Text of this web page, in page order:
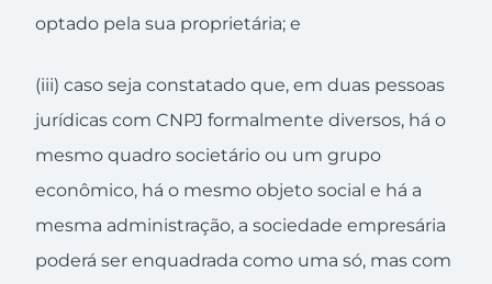
optado pela sua proprietária; e
(iii) caso seja constatado que, em duas pessoas
jurídicas com CNPJ formalmente diversos, há o
mesmo quadro societário ou um grupo
econômico, há o mesmo objeto social e há a
mesma administração, a sociedade empresária
poderá ser enquadrada como uma só, mas com